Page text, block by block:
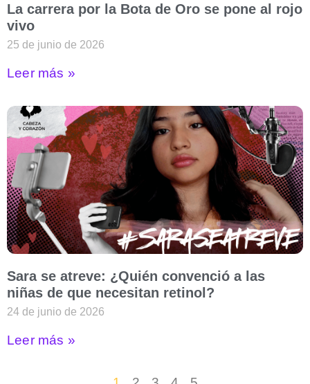
La carrera por la Bota de Oro se pone al rojo
vivo
25 de junio de 2026
Leer más »
Sara se atreve: ¿Quién convenció a las
niñas de que necesitan retinol?
24 de junio de 2026
Leer más »